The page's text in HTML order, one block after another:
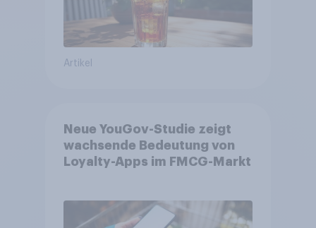
Artikel
Neue YouGov-Studie zeigt
wachsende Bedeutung von
Loyalty-Apps im FMCG-Markt